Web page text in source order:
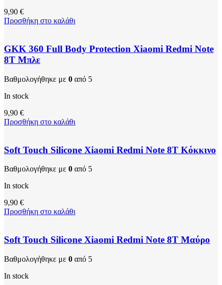
9,90 €
Προσθήκη στο καλάθι
GKK 360 Full Body Protection Xiaomi Redmi Note
8T Μπλε
Βαθμολογήθηκε με 0 από 5
In stock
9,90 €
Προσθήκη στο καλάθι
Soft Touch Silicone Xiaomi Redmi Note 8T Κόκκινο
Βαθμολογήθηκε με 0 από 5
In stock
9,90 €
Προσθήκη στο καλάθι
Soft Touch Silicone Xiaomi Redmi Note 8T Μαύρο
Βαθμολογήθηκε με 0 από 5
In stock